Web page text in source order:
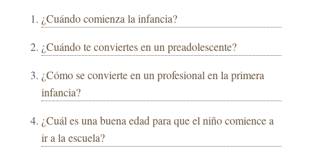
¿Cuándo comienza la infancia?
¿Cuándo te conviertes en un preadolescente?
¿Cómo se convierte en un profesional en la primera
infancia?
¿Cuál es una buena edad para que el niño comience a
ir a la escuela?